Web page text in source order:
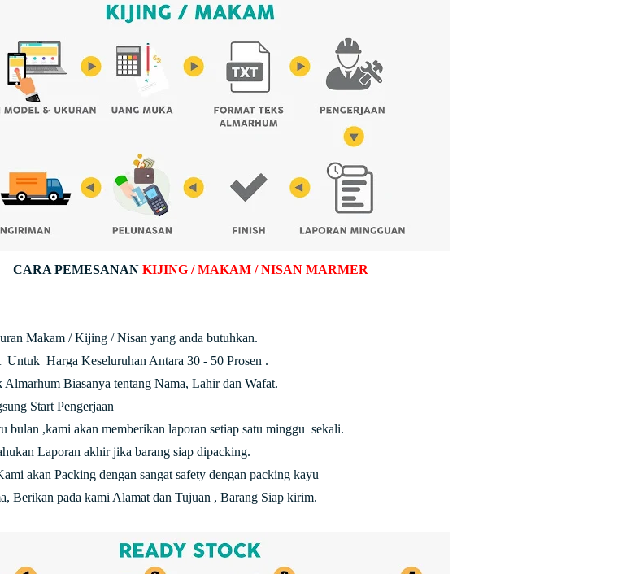
CARA PEMESANAN KIJING / MAKAM / NISAN MARMER
Makam / Kijing / Nisan yang anda butuhkan.
Untuk Harga Keseluruhan Antara 30 - 50 Prosen .
Biasanya tentang Nama, Lahir dan Wafat.
Start Pengerjaan
bulan ,kami akan memberikan laporan setiap satu minggu sekali.
Laporan akhir jika barang siap dipacking.
akan Packing dengan sangat safety dengan packing kayu
Berikan pada kami Alamat dan Tujuan , Barang Siap kirim.